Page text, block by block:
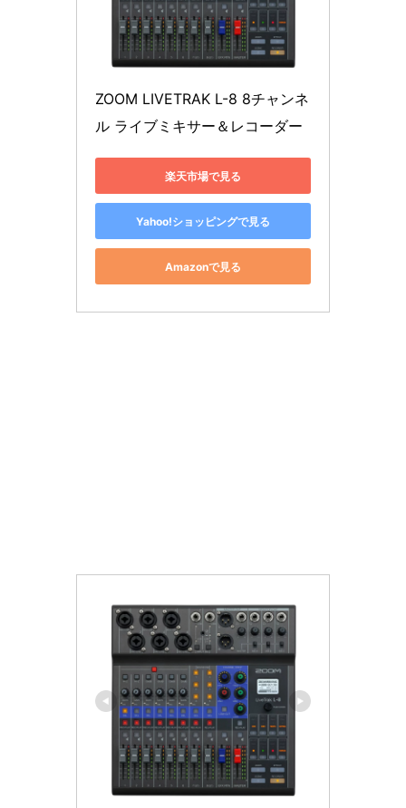
ZOOM LIVETRAK L-8 8チャンネ
ル ライブミキサー＆レコーダー
楽天市場で見る
Yahoo!ショッピングで見る
Amazonで見る